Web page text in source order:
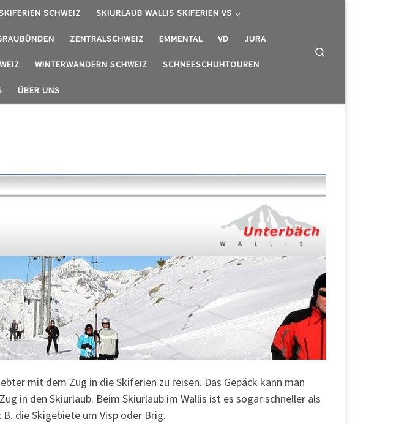
SCHWEIZ SKIURLAUB WALLIS SKIFERIEN VS
ZENTRALSCHWEIZ EMMENTAL VD JURA
WINTERWANDERN SCHWEIZ SCHNEESCHUHTOUREN
ÜBER UNS
mit dem Zug in die Skiferien zu reisen. Das Gepäck kann man
in den Skiurlaub. Beim Skiurlaub im Wallis ist es sogar schneller als
die Skigebiete um Visp oder Brig.